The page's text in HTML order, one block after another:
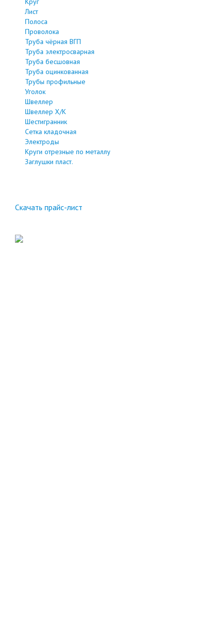
Лист
Полоса
Проволока
Труба чёрная ВГП
Труба электросварная
Труба бесшовная
Труба оцинкованная
Трубы профильные
Уголок
Швеллер
Швеллер Х/К
Шестигранник
Сетка кладочная
Электроды
Круги отрезные по металлу
Заглушки пласт.
Скачать прайс-лист